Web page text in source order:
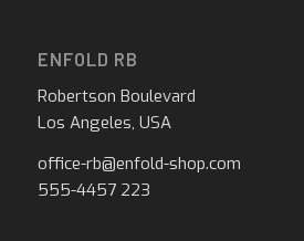
ENFOLD RB
Robertson Boulevard
Los Angeles, USA
office-rb@enfold-shop.com
555-4457 223